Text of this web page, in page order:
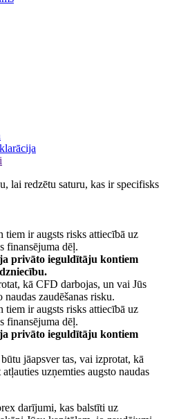
lai redzētu saturu, kas ir specifisks
ir augsts risks attiecībā uz
finansējuma dēļ.
privāto ieguldītāju kontiem
kā CFD darbojas, un vai Jūs
zaudēšanas risku.
ir augsts risks attiecībā uz
finansējuma dēļ.
privāto ieguldītāju kontiem
jāapsver tas, vai izprotat, kā
uzņemties augsto naudas
darījumi, kas balstīti uz